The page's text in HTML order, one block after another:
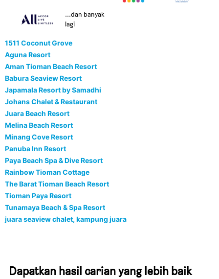
...dan banyak
lagi
1511 Coconut Grove
Aguna Resort
Aman Tioman Beach Resort
Babura Seaview Resort
Japamala Resort by Samadhi
Johans Chalet & Restaurant
Juara Beach Resort
Melina Beach Resort
Minang Cove Resort
Panuba Inn Resort
Paya Beach Spa & Dive Resort
Rainbow Tioman Cottage
The Barat Tioman Beach Resort
Tioman Paya Resort
Tunamaya Beach & Spa Resort
juara seaview chalet, kampung juara
Dapatkan hasil carian yang lebih baik